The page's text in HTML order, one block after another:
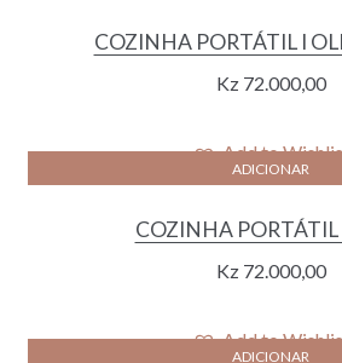
COZINHA PORTÁTIL I
Kz72.000,00
Add to
ADICIONAR
COZINHA PORTÁTIL
Kz72.000,00
Add to
ADICIONAR